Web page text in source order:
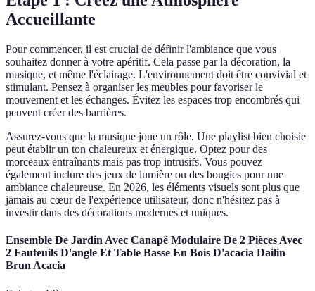
Accueillante
Pour commencer, il est crucial de définir l'ambiance que vous
souhaitez donner à votre apéritif. Cela passe par la décoration, la
musique, et même l'éclairage. L'environnement doit être convivial et
stimulant. Pensez à organiser les meubles pour favoriser le
mouvement et les échanges. Évitez les espaces trop encombrés qui
peuvent créer des barrières.
Assurez-vous que la musique joue un rôle. Une playlist bien choisie
peut établir un ton chaleureux et énergique. Optez pour des
morceaux entraînants mais pas trop intrusifs. Vous pouvez
également inclure des jeux de lumière ou des bougies pour une
ambiance chaleureuse. En 2026, les éléments visuels sont plus que
jamais au cœur de l'expérience utilisateur, donc n'hésitez pas à
investir dans des décorations modernes et uniques.
Ensemble De Jardin Avec Canapé Modulaire De 2 Pièces Avec
2 Fauteuils D'angle Et Table Basse En Bois D'acacia Dailin
Brun Acacia